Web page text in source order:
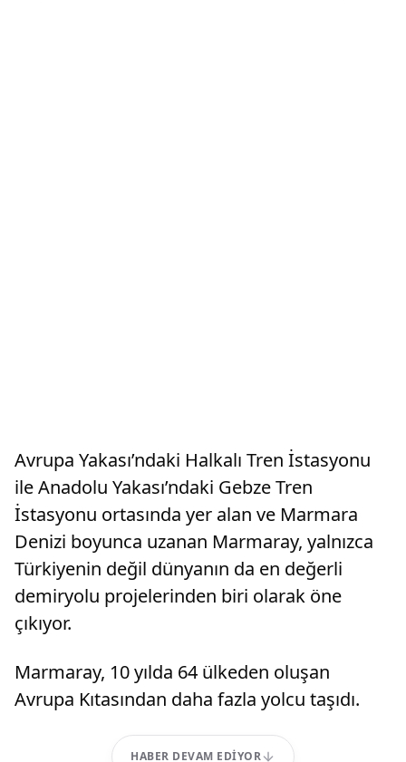
Avrupa Yakası’ndaki Halkalı Tren İstasyonu
ile Anadolu Yakası’ndaki Gebze Tren
İstasyonu ortasında yer alan ve Marmara
Denizi boyunca uzanan Marmaray, yalnızca
Türkiyenin değil dünyanın da en değerli
demiryolu projelerinden biri olarak öne
çıkıyor.
Marmaray, 10 yılda 64 ülkeden oluşan
Avrupa Kıtasından daha fazla yolcu taşıdı.
HABER DEVAM EDIYOR